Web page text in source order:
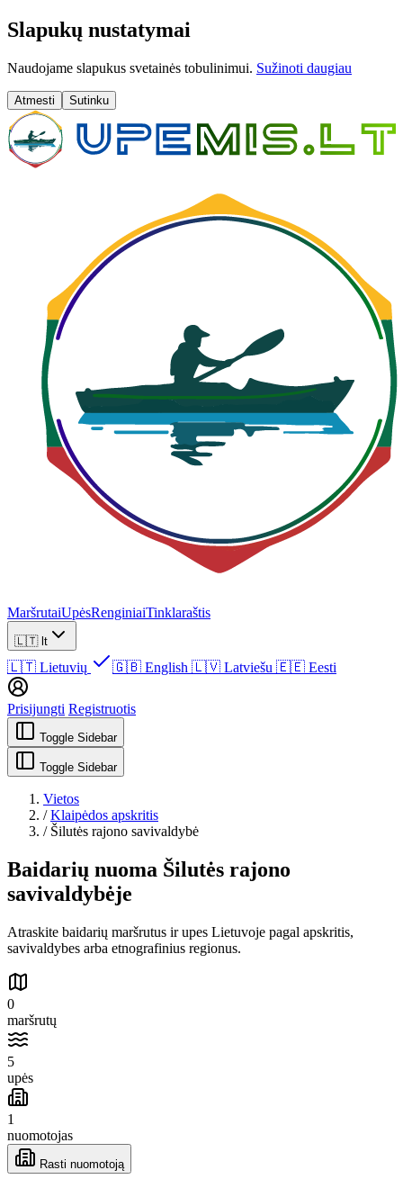
Slapukų nustatymai
Naudojame slapukus svetainės tobulinimui. Sužinoti daugiau
Atmesti Sutinku
MaršrutaiUpėsRenginiaiTinklaraštis
🇱🇹 lt
🇱🇹 Lietuvių 🇬🇧 English 🇱🇻 Latviešu 🇪🇪 Eesti
Prisijungti Registruotis
Toggle Sidebar
Toggle Sidebar
Vietos
/ Klaipėdos apskritis
/ Šilutės rajono savivaldybė
Baidarių nuoma Šilutės rajono
savivaldybėje
Atraskite baidarių maršrutus ir upes Lietuvoje pagal apskritis,
savivaldybes arba etnografinius regionus.
0
maršrutų
5
upės
1
nuomotojas
Rasti nuomotoją